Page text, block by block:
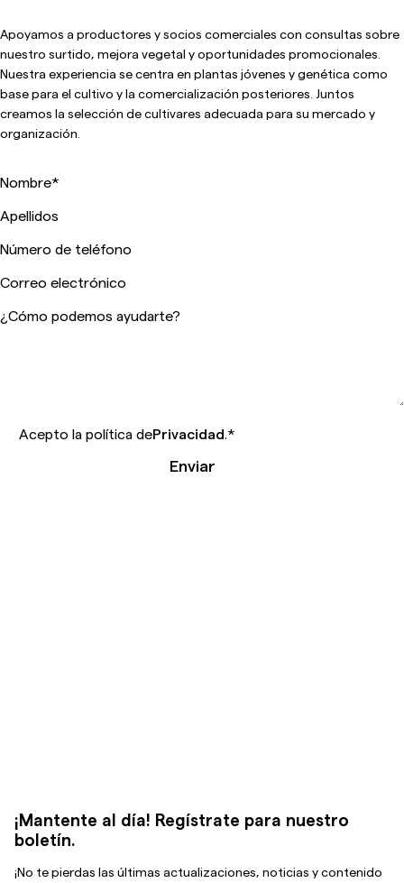
Apoyamos a productores y socios comerciales con consultas sobre
nuestro surtido, mejora vegetal y oportunidades promocionales.
Nuestra experiencia se centra en plantas jóvenes y genética como
base para el cultivo y la comercialización posteriores. Juntos
creamos la selección de cultivares adecuada para su mercado y
organización.
Nombre*
Apellidos
Número de teléfono
Correo electrónico
¿Cómo podemos ayudarte?
Acepto la política dePrivacidad.*
Enviar
¡Mantente al día! Regístrate para nuestro
boletín.
¡No te pierdas las últimas actualizaciones, noticias y contenido